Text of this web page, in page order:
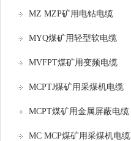
MZ MZP矿用电钻电缆
MYQ煤矿用轻型软电缆
MVFPT煤矿用变频电缆
MCPTJ煤矿用采煤机电缆
MCPT煤矿用金属屏蔽电缆
MC MCP煤矿用采煤机电缆